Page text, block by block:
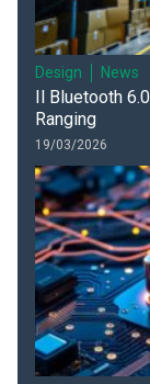
Design News
Il Bluetooth
Ranging
19/03/2026